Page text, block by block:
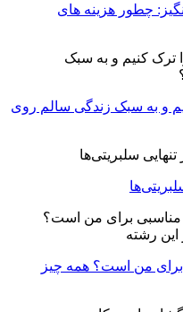
چطور هزینه های
و به سبک زندگی سالم روی
برای من است؟ همه چیز